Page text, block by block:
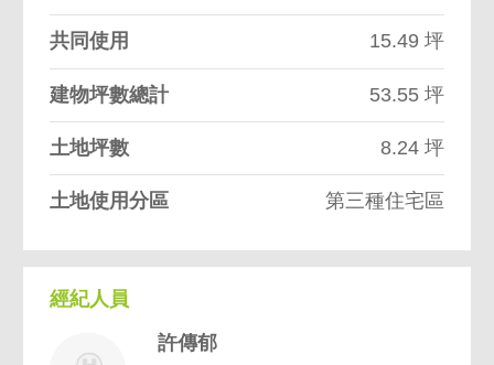
共同使用 15.49 坪
建物坪數總計 53.55 坪
土地坪數 8.24 坪
土地使用分區 第三種住宅區
經紀人員
許傳郁